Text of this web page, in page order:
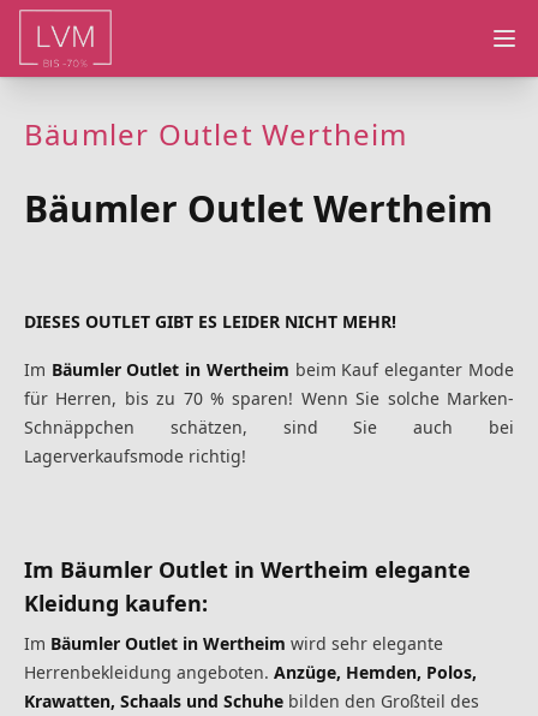
Bäumler Outlet Wertheim
Bäumler Outlet Wertheim
DIESES OUTLET GIBT ES LEIDER NICHT MEHR!
Im Bäumler Outlet in Wertheim beim Kauf eleganter Mode
für Herren, bis zu 70 % sparen! Wenn Sie solche Marken-
Schnäppchen schätzen, sind Sie auch bei
Lagerverkaufsmode richtig!
Im Bäumler Outlet in Wertheim elegante
Kleidung kaufen:
Im Bäumler Outlet in Wertheim wird sehr elegante
Herrenbekleidung angeboten. Anzüge, Hemden, Polos,
Krawatten, Schaals und Schuhe bilden den Großteil des